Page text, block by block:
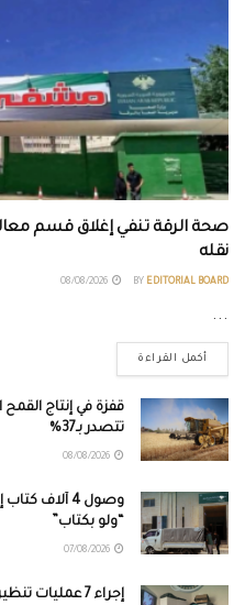
صحة الرقة تنفي إغلاق قسم
نقله
BY EDITORIAL BOARD
...
أكمل القراءة
تتصدر بـ37%
وصول 4 آلاف
“ولو بكتاب”
إجراء 7